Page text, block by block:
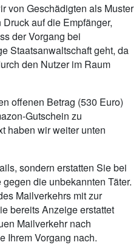
von Geschädigten als Muster
auf die Empfänger,
der Vorgang bei
Staatsanwaltschaft geht, da
den Nutzer im Raum
offenen Betrag (530 Euro)
Gutschein zu
haben wir weiter unten
sondern erstatten Sie bei
die unbekannten Täter.
Mailverkehrs mit zur
bereits Anzeige erstattet
Mailverkehr nach
Ihrem Vorgang nach.